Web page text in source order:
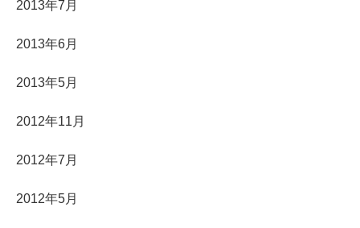
2013年7月
2013年6月
2013年5月
2012年11月
2012年7月
2012年5月